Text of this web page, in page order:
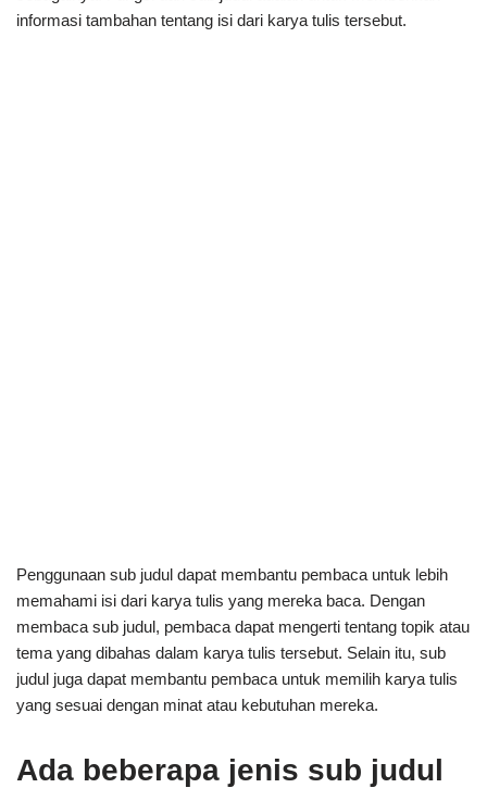
informasi tambahan tentang isi dari karya tulis tersebut.
Penggunaan sub judul dapat membantu pembaca untuk lebih
memahami isi dari karya tulis yang mereka baca. Dengan
membaca sub judul, pembaca dapat mengerti tentang topik atau
tema yang dibahas dalam karya tulis tersebut. Selain itu, sub
judul juga dapat membantu pembaca untuk memilih karya tulis
yang sesuai dengan minat atau kebutuhan mereka.
Ada beberapa jenis sub judul